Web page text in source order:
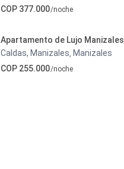
COP 377.000/noche
Apartamento de Lujo Manizales
Caldas, Manizales Manizales
COP 255.000/noche